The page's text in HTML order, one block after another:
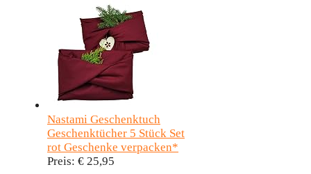
Nastami Geschenktuch
Geschenktücher 5 Stück Set
rot Geschenke verpacken*
Preis: € 25,95